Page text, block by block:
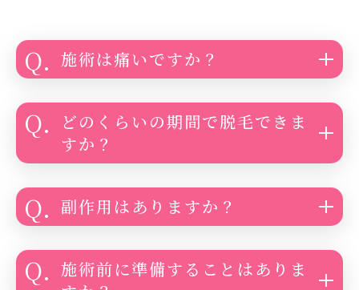
施術は痛いですか？
どのくらいの期間で脱毛できま
すか？
副作用はありますか？
施術前に準備することはありま